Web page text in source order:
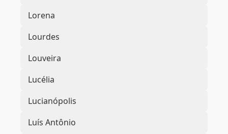
Lorena
Lourdes
Louveira
Lucélia
Lucianópolis
Luís Antônio